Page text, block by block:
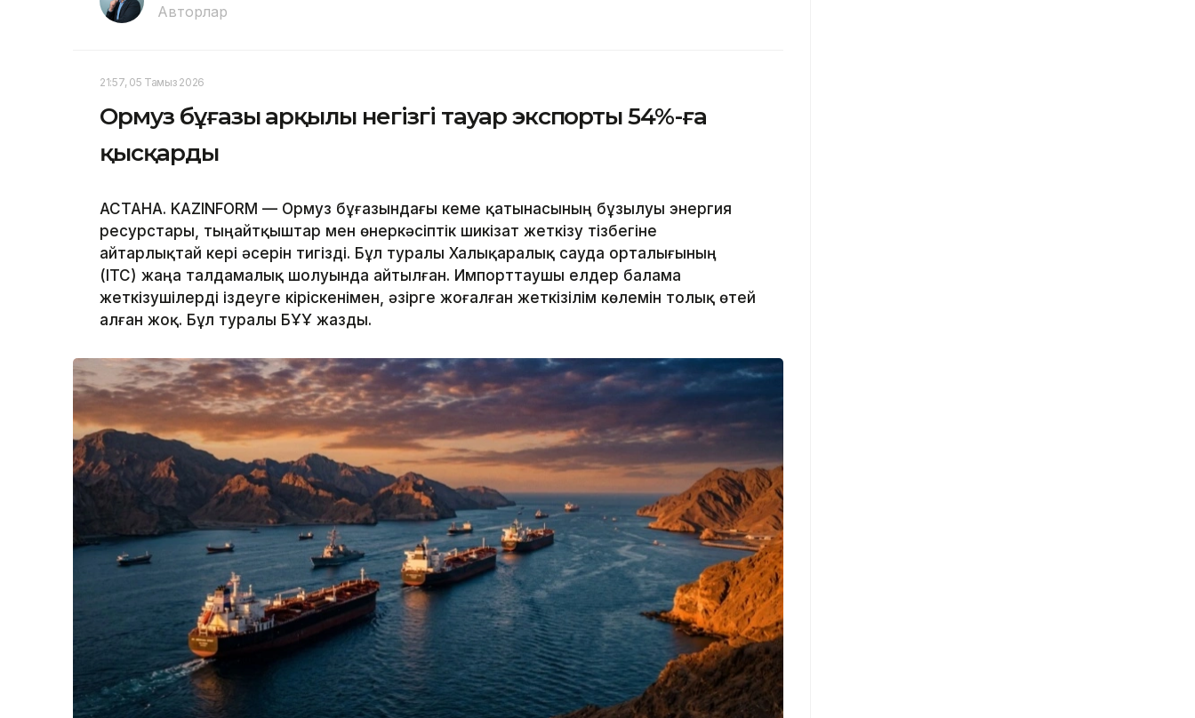
Авторлар
21:57, 05 Тамыз 2026
Ормуз бұғазы арқылы негізгі тауар экспорты 54%-ға
қысқарды
АСТАНА. KAZINFORM — Ормуз бұғазындағы кеме қатынасының бұзылуы энергия
ресурстары, тыңайтқыштар мен өнеркәсіптік шикізат жеткізу тізбегіне
айтарлықтай кері әсерін тигізді. Бұл туралы Халықаралық сауда орталығының
(ITC) жаңа талдамалық шолуында айтылған. Импорттаушы елдер балама
жеткізушілерді іздеуге кіріскенімен, әзірге жоғалған жеткізілім көлемін толық өтей
алған жоқ. Бұл туралы БҰҰ жазды.